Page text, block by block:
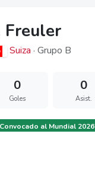
Freuler
Suiza · Grupo B
0
Goles
0
Asist.
Convocado al Mundial 2026